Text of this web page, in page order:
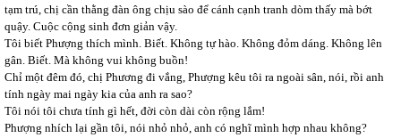
tạm trú, chị cần thằng đàn ông chịu sào để cánh cạnh tranh dòm thấy mà bớt
quậy. Cuộc cộng sinh đơn giản vậy.
Tôi biết Phượng thích mình. Biết. Không tự hào. Không đỏm dáng. Không lên
gân. Biết. Mà không vui không buồn!
Chỉ một đêm đó, chị Phương đi vắng, Phượng kêu tôi ra ngoài sân, nói, rồi anh
tính ngày mai ngày kia của anh ra sao?
Tôi nói tôi chưa tính gì hết, đời còn dài còn rộng lắm!
Phượng nhích lại gần tôi, nói nhỏ nhỏ, anh có nghĩ mình hợp nhau không?